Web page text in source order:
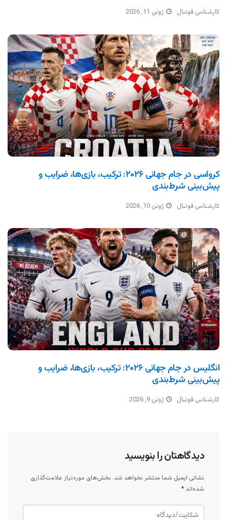
کارشناس فوتبال ژوئن 11, 2026
کرواسی در جام جهانی ۲۰۲۶: ترکیب، بازی‌ها، ضرایب و
پیش‌بینی شرط‌بندی
کارشناس فوتبال ژوئن 10, 2026
انگلیس در جام جهانی ۲۰۲۶: ترکیب، بازی‌ها، ضرایب و
پیش‌بینی شرط‌بندی
کارشناس فوتبال ژوئن 9, 2026
دیدگاهتان را بنویسید
نشانی ایمیل شما منتشر نخواهد شد. بخش‌های موردنیاز علامت‌گذاری
شده‌اند *